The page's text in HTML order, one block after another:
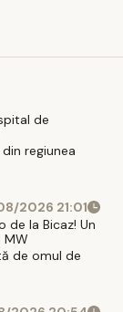
muncii
de
regiunea
2026 21:01
de la Bicaz! Un
MW
de omul de